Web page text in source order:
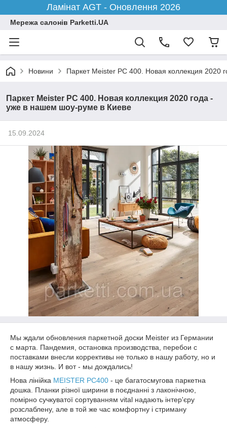
Ламінат AGT - Оновлення 2026
Мережа салонів Parketti.UA
Новини Паркет Meister PC 400. Новая коллекция
Паркет Meister PC 400. Новая коллекция 2020 года -
уже в нашем шоу-руме в Киеве
15.09.2024
Мы ждали обновления паркетной доски Meister из Германии
с марта. Пандемия, остановка производства, перебои с
поставками внесли коррективы не только в нашу работу, но и
в нашу жизнь. И вот - мы дождались!
Нова лінійка MEISTER PC400 - це багатосмугова паркетна
дошка. Планки різної ширини в поєднанні з лаконічною,
помірно сучкуватої сортуванням vital надають інтер'єру
розслаблену, але в той же час комфортну і стриману
атмосферу.